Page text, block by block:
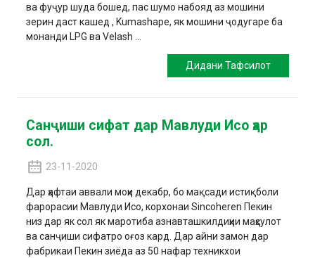
ва фуҷур шуда бошед, пас шумо набояд аз мошини
зерин даст кашед , Kumashape, як мошини ҷодугаре ба
монанди LPG ва Velash ...
Дидани Тафсилот
Санҷиши сифат дар Мавлуди Исо ҳар
сол.
23-11-2020
Дар ҳафтаи аввали моҳи декабр, бо мақсади истиқболи
фарорасии Мавлуди Исо, корхонаи Sincoheren Пекин
низ дар як сол як маротиба азнавташкилдиҳии маҳсулот
ва санҷиши сифатро оғоз кард. Дар айни замон дар
фабрикаи Пекин зиёда аз 50 нафар техникхои